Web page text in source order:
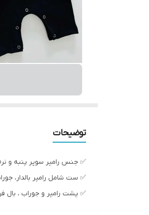
توضیحات
✅ جنس رامپر سوپر پنبه و
✅ ست شامل رامپر بالدار،
✅ پشت رامپر و جوراب ، بال